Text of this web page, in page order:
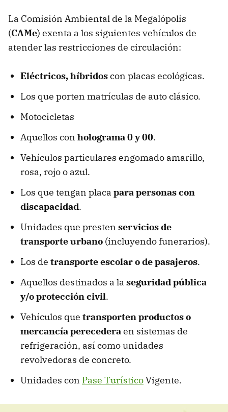
La Comisión Ambiental de la Megalópolis
(CAMe) exenta a los siguientes vehículos de
atender las restricciones de circulación:
Eléctricos, híbridoscon placas ecológicas.
Los que porten matrículas de auto clásico.
Motocicletas
Aquellos con holograma 0 y 00.
Vehículos particulares engomado amarillo,
rosa, rojo o azul.
Los que tengan placa para personas con
discapacidad.
Unidades que presten servicios de
transporteurbano (incluyendo funerarios).
Los de transporte escolar o de pasajeros.
Aquellos destinados a la seguridad pública
y/o protección civil.
Vehículos que transporten productos o
mercancía perecederaen sistemas de
refrigeración, así como unidades
revolvedoras de concreto.
Unidades con Pase TurísticoVigente.